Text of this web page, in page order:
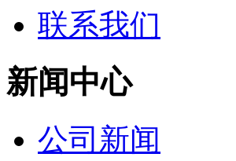
联系我们
新闻中心
公司新闻